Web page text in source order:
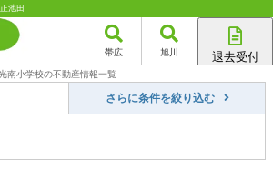
池田
帯広 旭川 退去受付
旭川店
南小学校の不動産情報一覧
さらに条件を絞り込む